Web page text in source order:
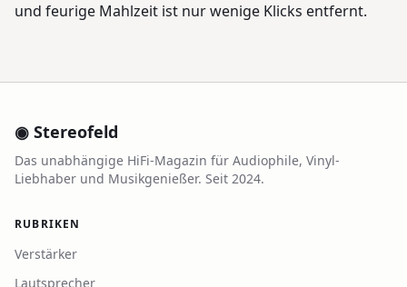
und feurige Mahlzeit ist nur wenige Klicks entfernt.
◉ Stereofeld
Das unabhängige HiFi-Magazin für Audiophile, Vinyl-
Liebhaber und Musikgenießer. Seit 2024.
RUBRIKEN
Verstärker
Lautsprecher